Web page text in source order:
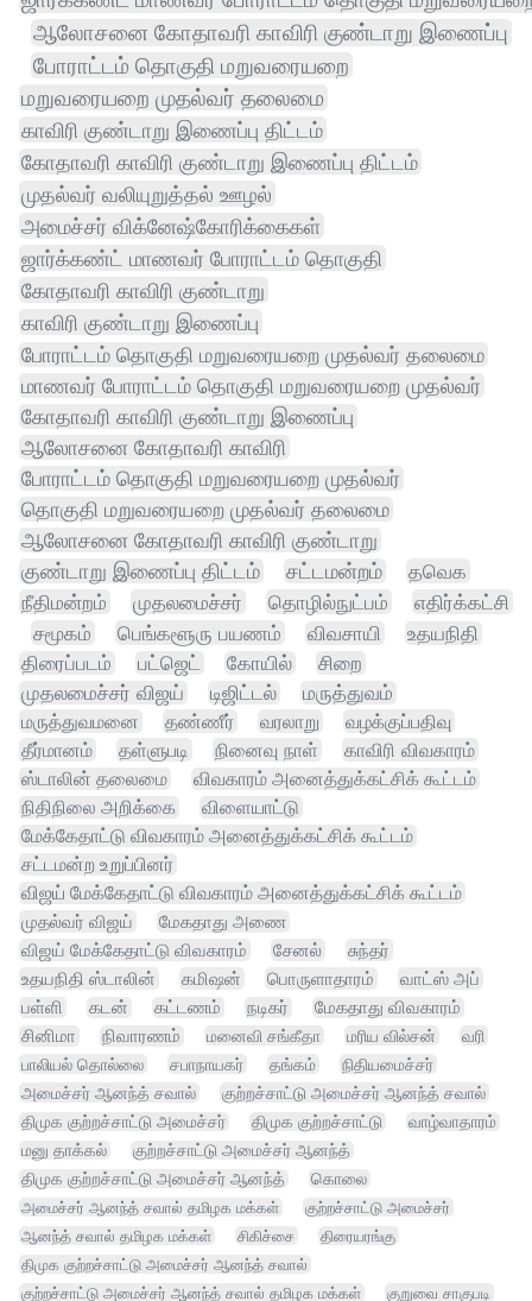
ஆலோசனை கோதாவரி காவிரி குண்டாறு இணைப்பு
போராட்டம் தொகுதி மறுவரையறை
மறுவரையறை முதல்வர் தலைமை
காவிரி குண்டாறு இணைப்பு திட்டம்
கோதாவரி காவிரி குண்டாறு இணைப்பு திட்டம்
முதல்வர் வலியுறுத்தல் ஊழல்
அமைச்சர் விக்னேஷ்கோரிக்கைகள்
ஜார்க்கண்ட் மாணவர் போராட்டம் தொகுதி
கோதாவரி காவிரி குண்டாறு
காவிரி குண்டாறு இணைப்பு
போராட்டம் தொகுதி மறுவரையறை முதல்வர் தலைமை
மாணவர் போராட்டம் தொகுதி மறுவரையறை முதல்வர்
கோதாவரி காவிரி குண்டாறு இணைப்பு
ஆலோசனை கோதாவரி காவிரி
போராட்டம் தொகுதி மறுவரையறை முதல்வர்
தொகுதி மறுவரையறை முதல்வர் தலைமை
ஆலோசனை கோதாவரி காவிரி குண்டாறு
குண்டாறு இணைப்பு திட்டம்
சட்டமன்றம்
தவெக
நீதிமன்றம்
முதலமைச்சர் தொழில்நுட்பம்
எதிர்க்கட்சி
சமூகம்
பெங்களூரு பயணம் விவசாயி
உதயநிதி
திரைப்படம்
பட்ஜெட் கோயில்
சிறை
முதலமைச்சர் விஜய்
டிஜிட்டல்
மருத்துவம்
மருத்துவமனை
தண்ணீர் வரலாறு
வழக்குப்பதிவு
தீர்மானம்
தள்ளுபடி நினைவு நாள் காவிரி விவகாரம்
ஸ்டாலின் தலைமை
விவகாரம் அனைத்துக்கட்சிக் கூட்டம்
நிதிநிலை அறிக்கை
விளையாட்டு
மேக்கேதாட்டு விவகாரம் அனைத்துக்கட்சிக் கூட்டம்
சட்டமன்ற உறுப்பினர்
விஜய் மேக்கேதாட்டு விவகாரம் அனைத்துக்கட்சிக் கூட்டம்
முதல்வர் விஜய்
மேகதாது அணை
விஜய் மேக்கேதாட்டு விவகாரம்
சேனல்
சுந்தர்
உதயநிதி ஸ்டாலின்
கமிஷன் பொருளாதாரம் வாட்ஸ் அப்
பள்ளி கடன் கட்டணம் நடிகர்
மேகதாது விவகாரம்
சினிமா
நிவாரணம் மனைவி சங்கீதா மரிய வில்சன்
வரி
பாலியல் தொல்லை
சபாநாயகர் தங்கம்
நிதியமைச்சர்
அமைச்சர் ஆனந்த் சவால்
குற்றச்சாட்டு அமைச்சர் ஆனந்த் சவால்
திமுக குற்றச்சாட்டு அமைச்சர் திமுக குற்றச்சாட்டு
வாழ்வாதாரம்
மனு தாக்கல்
குற்றச்சாட்டு அமைச்சர் ஆனந்த்
திமுக குற்றச்சாட்டு அமைச்சர் ஆனந்த்
கொலை
அமைச்சர் ஆனந்த் சவால் தமிழக மக்கள்
குற்றச்சாட்டு அமைச்சர்
ஆனந்த் சவால் தமிழக மக்கள்
சிகிச்சை
திரையரங்கு
திமுக குற்றச்சாட்டு அமைச்சர் ஆனந்த் சவால்
குற்றச்சாட்டு அமைச்சர் ஆனந்த் சவால் தமிழக மக்கள்
குறுவை சாகுபடி